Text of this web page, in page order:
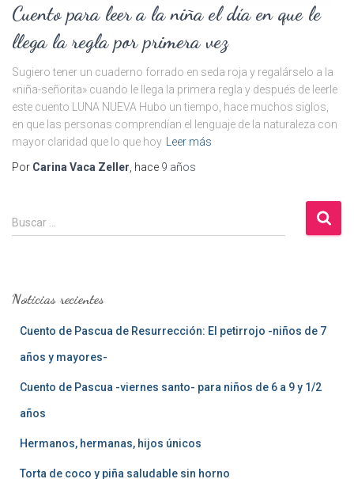
Cuento para leer a la niña el día en que le
llega la regla por primera vez
Sugiero tener un cuaderno forrado en seda roja y regalárselo a la
«niña-señorita» cuando le llega la primera regla y después de leerle
este cuento LUNA NUEVA Hubo un tiempo, hace muchos siglos,
en que las personas comprendían el lenguaje de la naturaleza con
mayor claridad que lo que hoy Leer más
Por Carina Vaca Zeller, hace 9 años
B
u
r
Buscar …
Noticias recientes
Cuento de Pascua de Resurrección: El petirrojo -niños de 7
años y mayores-
Cuento de Pascua -viernes santo- para niños de 6 a 9 y 1/2
años
Hermanos, hermanas, hijos únicos
Torta de coco y piña saludable sin horno